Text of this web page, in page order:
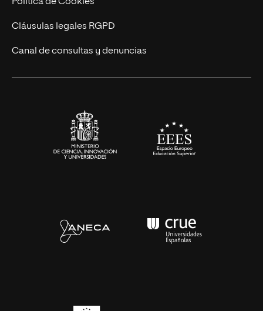
UNIR Revista
Eventos
Cláusulas legales RGPD
Canal de consultas y denuncias